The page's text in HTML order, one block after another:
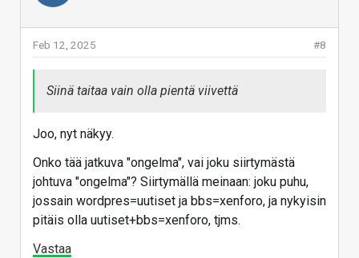
#8
Feb 12, 2025
Siinä taitaa vain olla pientä viivettä
Joo, nyt näkyy.
Onko tää jatkuva "ongelma", vai joku siirtymästä
johtuva "ongelma"? Siirtymällä meinaan: joku puhu,
jossain wordpres=uutiset ja bbs=xenforo, ja nykyisin
pitäis olla uutiset+bbs=xenforo, tjms.
Vastaa